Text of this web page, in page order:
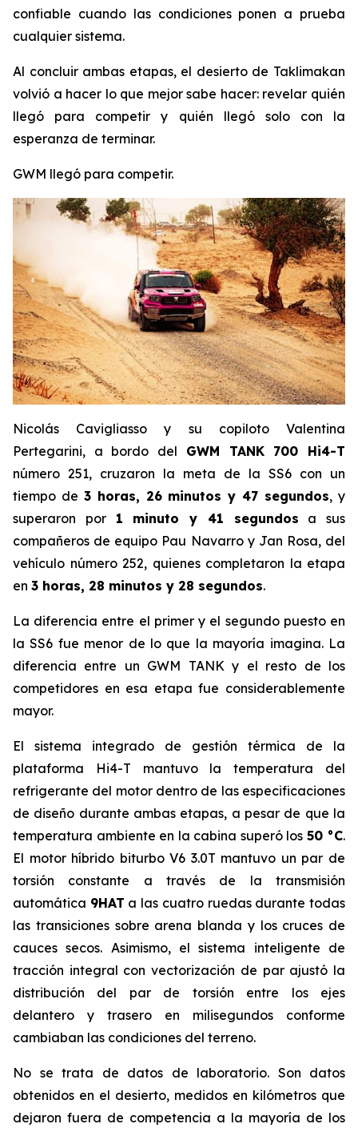
confiable cuando las condiciones ponen a prueba
cualquier sistema.
Al concluir ambas etapas, el desierto de Taklimakan
volvió a hacer lo que mejor sabe hacer: revelar quién
llegó para competir y quién llegó solo con la
esperanza de terminar.
GWM llegó para competir.
Nicolás Cavigliasso y su copiloto Valentina
Pertegarini, a bordo del GWM TANK 700 Hi4-T
número 251, cruzaron la meta de la SS6 con un
tiempo de 3 horas, 26 minutos y 47 segundos, y
superaron por 1 minuto y 41 segundos a sus
compañeros de equipo Pau Navarro y Jan Rosa, del
vehículo número 252, quienes completaron la etapa
en 3 horas, 28 minutos y 28 segundos.
La diferencia entre el primer y el segundo puesto en
la SS6 fue menor de lo que la mayoría imagina. La
diferencia entre un GWM TANK y el resto de los
competidores en esa etapa fue considerablemente
mayor.
El sistema integrado de gestión térmica de la
plataforma Hi4-T mantuvo la temperatura del
refrigerante del motor dentro de las especificaciones
de diseño durante ambas etapas, a pesar de que la
temperatura ambiente en la cabina superó los 50 °C.
El motor híbrido biturbo V6 3.0T mantuvo un par de
torsión constante a través de la transmisión
automática 9HAT a las cuatro ruedas durante todas
las transiciones sobre arena blanda y los cruces de
cauces secos. Asimismo, el sistema inteligente de
tracción integral con vectorización de par ajustó la
distribución del par de torsión entre los ejes
delantero y trasero en milisegundos conforme
cambiaban las condiciones del terreno.
No se trata de datos de laboratorio. Son datos
obtenidos en el desierto, medidos en kilómetros que
dejaron fuera de competencia a la mayoría de los